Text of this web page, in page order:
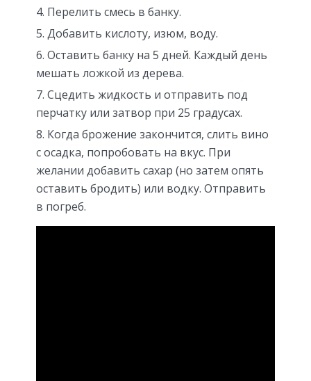
Перелить смесь в банку.
Добавить кислоту, изюм, воду.
Оставить банку на 5 дней. Каждый день
мешать ложкой из дерева.
Сцедить жидкость и отправить под
перчатку или затвор при 25 градусах.
Когда брожение закончится, слить вино
с осадка, попробовать на вкус. При
желании добавить сахар (но затем опять
оставить бродить) или водку. Отправить
в погреб.